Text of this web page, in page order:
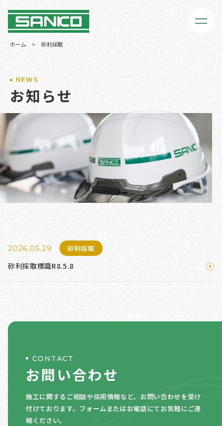
NEWS
お知らせ
ホーム > 砂利採取
2026.05.29 砂利採取
砂利採取標識R8.5.8
CONTACT
お問い合わせ
施工に関するご相談や採用情報など、お問い合わせを受け
付けております。 フォームまたはお電話にてお気軽にご連
絡ください。